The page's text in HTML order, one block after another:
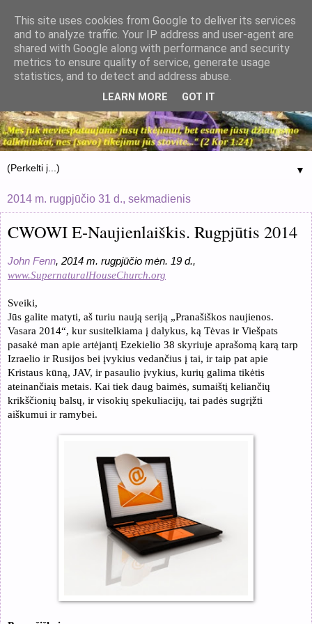
▼
2014 m. rugpjūčio 31 d., sekmadienis
CWOWI E-Naujienlaiškis. Rugpjūtis 2014
John Fenn, 2014 m. rugpjūčio mėn. 19 d.,
www.SupernaturalHouseChurch.org
Sveiki,
Jūs galite matyti, aš turiu naują seriją „Pranašiškos naujienos.
Vasara 2014“, kur susitelkiama į dalykus, ką Tėvas ir Viešpats
pasakė man apie artėjantį Ezekielio 38 skyriuje aprašomą karą tarp
Izraelio ir Rusijos bei įvykius vedančius į tai, ir taip pat apie
Kristaus kūną, JAV, ir pasaulio įvykius, kurių galima tikėtis
ateinančiais metais. Kai tiek daug baimės, sumaištį keliančių
krikščionių balsų, ir visokių spekuliacijų, tai padės sugrįžti
aiškumui ir ramybei.
This site uses cookies from Google to deliver its services
and to analyze traffic. Your IP address and user-agent are
shared with Google along with performance and security
metrics to ensure quality of service, generate usage
statistics, and to detect and address abuse.
LEARN MORE GOT IT